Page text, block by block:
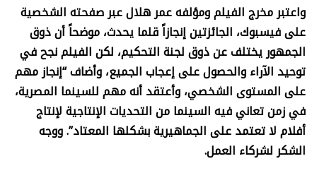
واعتبر مخرج الفيلم ومؤلفه عمر هلال عبر صفحته الشخصية
على فيسبوك، الجائزتين إنجازاً قلما يحدث، موضحاً أن ذوق
الجمهور يختلف عن ذوق لجنة التحكيم، لكن الفيلم نجح في
توحيد الآراء والحصول على إعجاب الجميع، وأضاف “إنجاز مهم
على المستوى الشخصي، وأعتقد أنه مهم للسينما المصرية،
في زمن تعاني فيه السينما من التحديات الإنتاجية لإنتاج
أفلام لا تعتمد على الجماهيرية بشكلها المعتاد”. ووجه
الشكر لشركاء العمل.